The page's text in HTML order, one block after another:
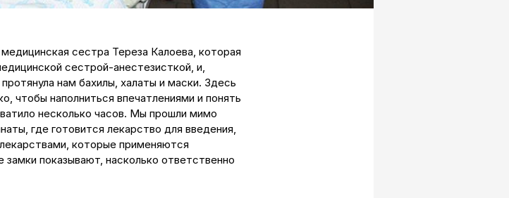
сестра Тереза Калоева, которая
сестрой-анестезисткой, и,
нам бахилы, халаты и маски. Здесь
чтобы наполниться впечатлениями и понять
несколько часов. Мы прошли мимо
где готовится лекарство для введения,
которые применяются
показывают, насколько ответственно